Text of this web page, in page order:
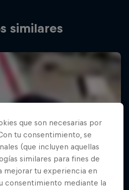
similares
que son necesarias por
tu consentimiento, se
(que incluyen aquellas
similares para fines de
mejorar tu experiencia en
consentimiento mediante la